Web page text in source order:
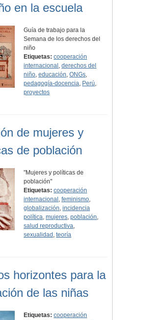
en la escuela
Guía de trabajo para la
Semana de los derechos del
niño
Etiquetas: cooperación
internacional ,derechos del
niño,educación,ONGs,
pedagogía-docencia, Perú,
proyectos
de mujeres y
de población
"Mujeres y políticas de
población"
Etiquetas: cooperación
internacional ,feminismo,
globalización,incidencia
política,mujeres,población,
salud reproductiva,
sexualidad ,teoría
horizontes para la
de las niñas
Etiquetas: cooperación